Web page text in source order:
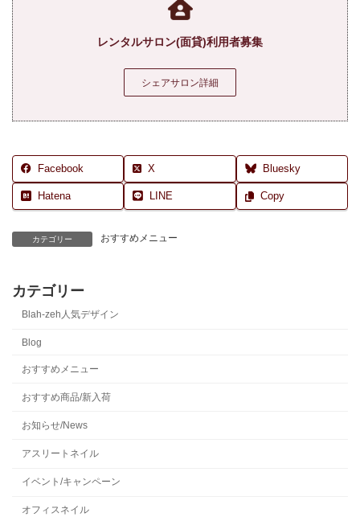
レンタルサロン(面貸)利用者募集
シェアサロン詳細
Facebook X Bluesky
Hatena LINE Copy
カテゴリー おすすめメニュー
カテゴリー
Blah-zeh人気デザイン
Blog
おすすめメニュー
おすすめ商品/新入荷
お知らせ/News
アスリートネイル
イベント/キャンペーン
オフィスネイル